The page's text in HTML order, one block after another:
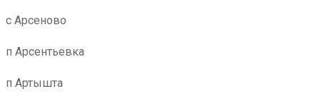
с Арсеново
п Арсентьевка
п Артышта